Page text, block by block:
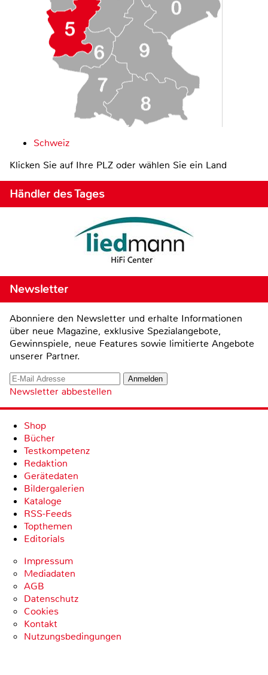
Schweiz
Klicken Sie auf Ihre PLZ oder wählen Sie ein Land
Händler des Tages
Newsletter
Abonniere den Newsletter und erhalte Informationen
über neue Magazine, exklusive Spezialangebote,
Gewinnspiele, neue Features sowie limitierte Angebote
unserer Partner.
Newsletter abbestellen
Shop
Bücher
Testkompetenz
Redaktion
Gerätedaten
Bildergalerien
Kataloge
RSS-Feeds
Topthemen
Editorials
Impressum
Mediadaten
AGB
Datenschutz
Cookies
Kontakt
Nutzungsbedingungen